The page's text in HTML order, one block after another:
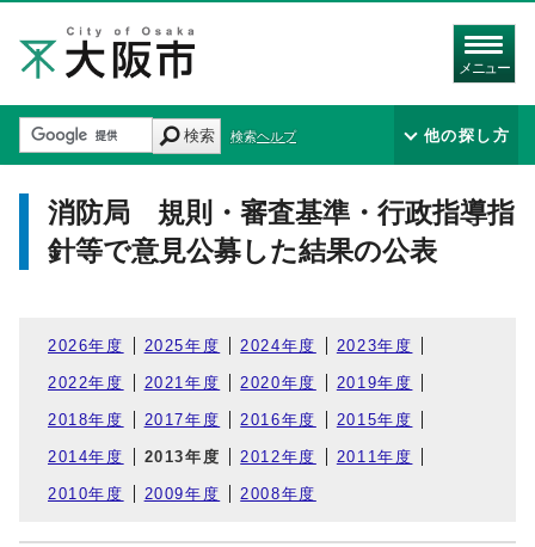
メニュー
検索 検索ヘルプ 他の探し方
消防局 規則・審査基準・行政指導指
針等で意見公募した結果の公表
2026年度 2025年度 2024年度 2023年度
2022年度 2021年度 2020年度 2019年度
2018年度 2017年度 2016年度 2015年度
2014年度 2013年度 2012年度 2011年度
2010年度 2009年度 2008年度